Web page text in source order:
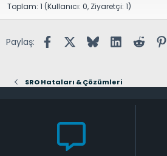
Toplam: 1 (Kullanıcı: 0, Ziyaretçi: 1)
Paylaş: FacebookX (Twitter)
BlueskyLinkedInReddit
SRO Hataları & Çözümleri